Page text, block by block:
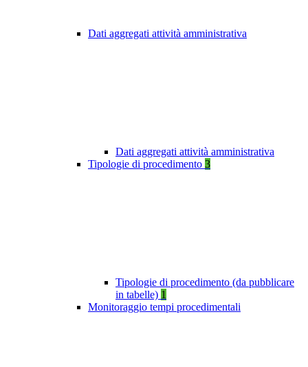
Dati aggregati attività amministrativa
Dati aggregati attività amministrativa
Tipologie di procedimento 3
Tipologie di procedimento (da pubblicare
in tabelle) 1
Monitoraggio tempi procedimentali